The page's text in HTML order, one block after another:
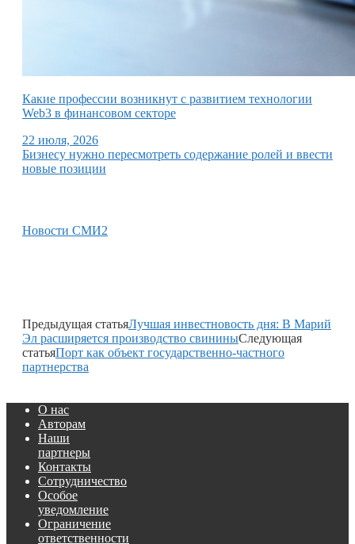
Какие профессии возникнут с развитием технологии
Web3 в финансовом секторе
22 июля, 2026
Бизнесу нужно пересмотреть содержание ролей и ввести
новые позиции
Новости СМИ2
Предыдущая статьяЛучшая инвестновость дня: В Марий
Эл расширяется производство свининыСледующая
статьяПорт как объект государственно-частного
партнерства
О нас
Авторам
Наши
партнеры
Контакты
Сотрудничество
Особое
уведомление
Ограничение
ответственности